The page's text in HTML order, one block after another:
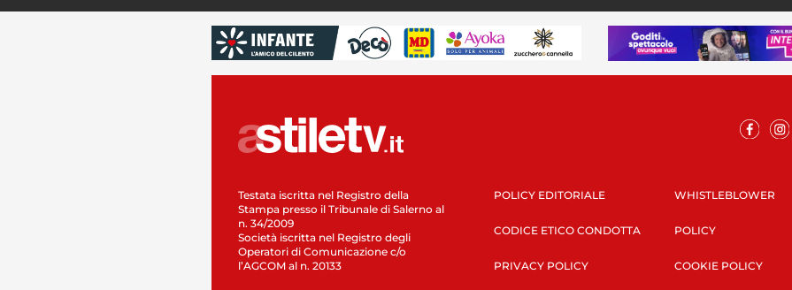
Testata iscritta nel Registro della
Stampa presso il Tribunale di Salerno al
n. 34/2009
Società iscritta nel Registro degli
Operatori di Comunicazione c/o
l’AGCOM al n. 20133
POLICY EDITORIALE
CODICE ETICO CONDOTTA
PRIVACY POLICY
WHISTLEBLOWER
POLICY
COOKIE POLICY